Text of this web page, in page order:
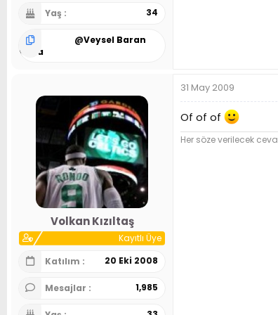
Yaş 34
@Veysel Baran
Kaya
Volkan Kızıltaş
Kayıtlı Üye
Katılım
20 Eki 2008
Mesajlar 1,985
31 May 2009
Of of of
Her söze verilecek